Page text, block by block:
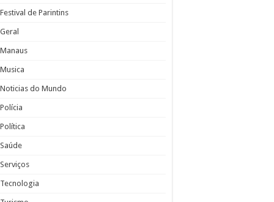
Festival de Parintins
Geral
Manaus
Musica
Noticias do Mundo
Polícia
Política
Saúde
Serviços
Tecnologia